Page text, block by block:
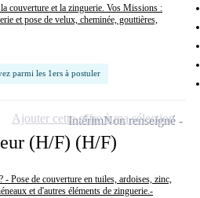
couverture et la zinguerie. Vos Missions :
et pose de velux, cheminée, gouttières,
parmi les 1ers à postuler
(H/F) (H/F)
Pose de couverture en tuiles, ardoises, zinc,
et d'autres éléments de zinguerie.-
IntérimNon renseigné
Ajouter cette offre à ma sélection